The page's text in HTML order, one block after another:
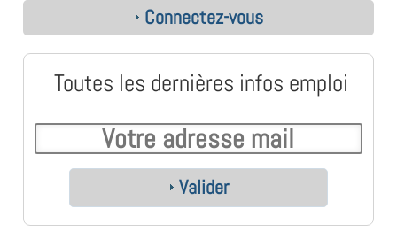
Connectez-vous
Toutes les dernières infos emploi
Valider